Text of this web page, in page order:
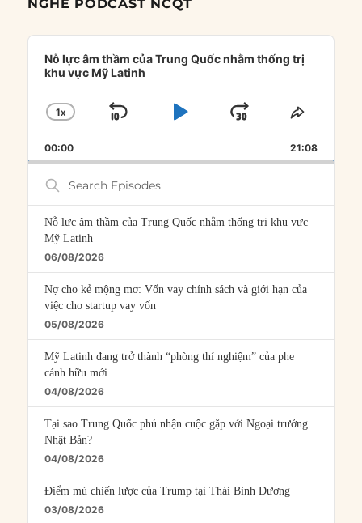
NGHE PODCAST NCQT
Audio
Player
Nỗ lực âm thầm của Trung Quốc nhằm thống trị
khu vực Mỹ Latinh
CHANGE
RATE
1X
SKIP
PLAYJUMP
FORWARD
SHARE
00:00 21:08
Search
Episodes
Nỗ lực âm thầm của Trung Quốc nhằm thống trị khu vực
Mỹ Latinh
06/08/2026
Nợ cho kẻ mộng mơ: Vốn vay chính sách và giới hạn của
việc cho startup vay vốn
05/08/2026
Mỹ Latinh đang trở thành “phòng thí nghiệm” của phe
cánh hữu mới
04/08/2026
Tại sao Trung Quốc phủ nhận cuộc gặp với Ngoại trưởng
Nhật Bản?
04/08/2026
Điểm mù chiến lược của Trump tại Thái Bình Dương
03/08/2026